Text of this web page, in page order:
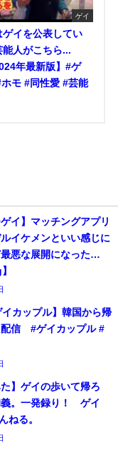
ゲイ
ゲイを公表してい
能人がこちら...
年最新版】#ゲ
ホモ #同性愛 #芸能
イ】マッチングアプリ
イケメンといい感じに
悪な展開になった…
カップル】韓国から帰
配信 #ゲイカップル #
】ゲイの歩いて帰ろ
義。一発録り！ ゲイ
ねる。